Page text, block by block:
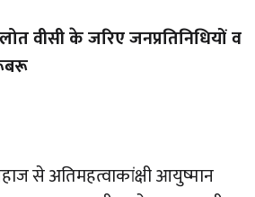
वीसी के जरिए जनप्रतिनिधियों व
से अतिमहत्वाकांक्षी आयुष्मान